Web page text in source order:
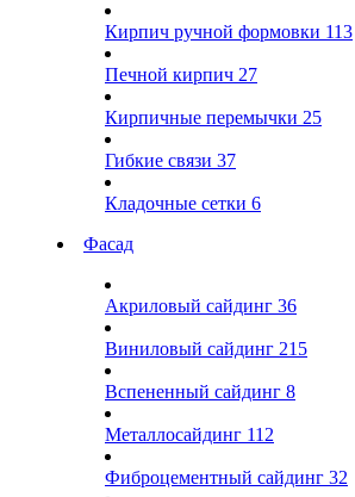
Кирпич ручной формовки 113
Печной кирпич 27
Кирпичные перемычки 25
Гибкие связи 37
Кладочные сетки 6
Фасад
Акриловый сайдинг 36
Виниловый сайдинг 215
Вспененный сайдинг 8
Металлосайдинг 112
Фиброцементный сайдинг 32